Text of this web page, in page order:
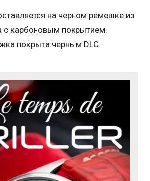
на черном ремешке из
с карбоновым покрытием.
покрыта черным DLC.